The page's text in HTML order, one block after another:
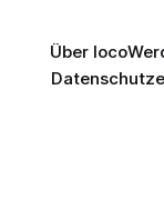
Über Ioco